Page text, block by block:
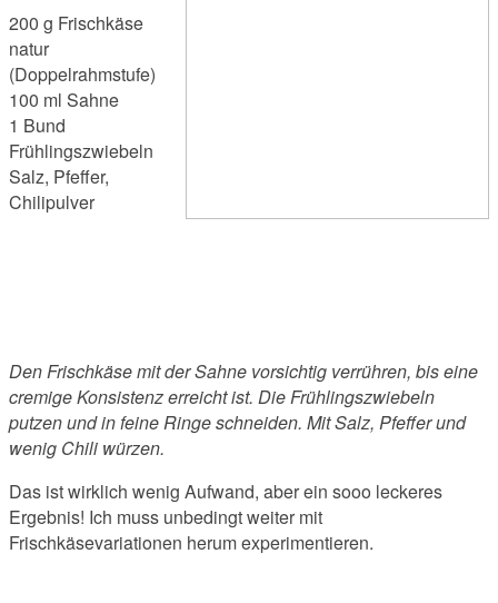
200 g Frischkäse
natur
(Doppelrahmstufe)
100 ml Sahne
1 Bund
Frühlingszwiebeln
Salz, Pfeffer,
Chilipulver
Den Frischkäse mit der Sahne vorsichtig verrühren, bis eine
cremige Konsistenz erreicht ist. Die Frühlingszwiebeln
putzen und in feine Ringe schneiden. Mit Salz, Pfeffer und
wenig Chili würzen.
Das ist wirklich wenig Aufwand, aber ein sooo leckeres
Ergebnis! Ich muss unbedingt weiter mit
Frischkäsevariationen herum experimentieren.